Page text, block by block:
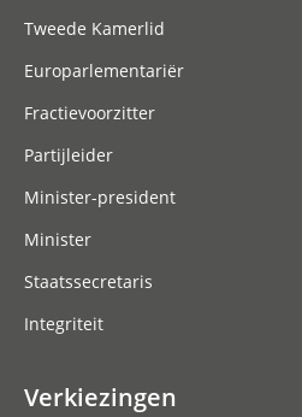
Tweede Kamerlid
Europarlementariër
Fractievoorzitter
Partijleider
Minister-president
Minister
Staatssecretaris
Integriteit
Verkiezingen